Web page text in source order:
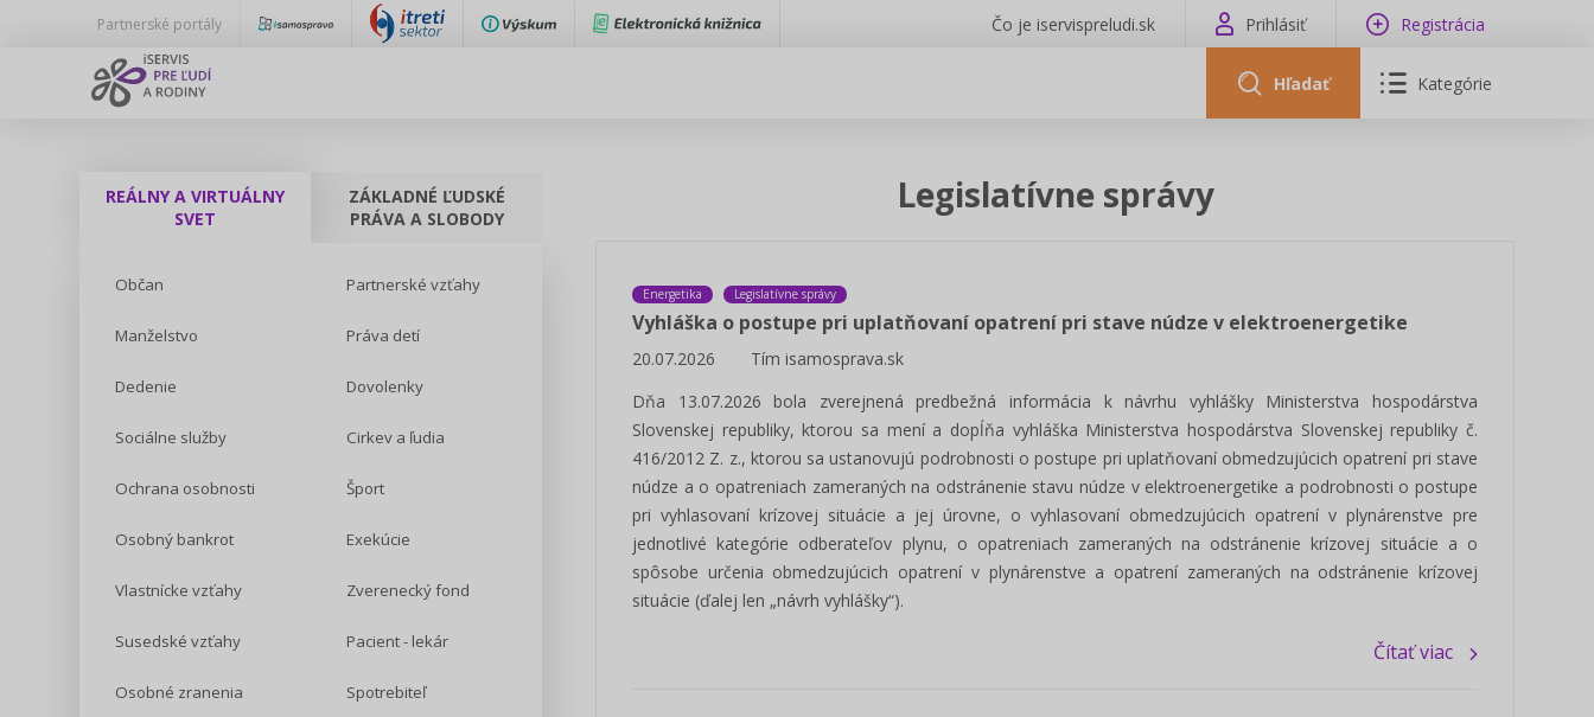
Partnerské portály Čo je iservispreludi.sk Prihlásiť Registrácia
Hľadať Kategórie
REÁLNY A VIRTUÁLNY
SVET
ZÁKLADNÉ ĽUDSKÉ
PRÁVA A SLOBODY
Občan Partnerské vzťahy
Manželstvo Práva detí
Dedenie Dovolenky
Sociálne služby Cirkev a ľudia
Ochrana osobnosti Šport
Osobný bankrot Exekúcie
Vlastnícke vzťahy Zverenecký fond
Susedské vzťahy Pacient - lekár
Osobné zranenia Spotrebiteľ
Legislatívne správy
Energetika Legislatívne správy
Vyhláška o postupe pri uplatňovaní opatrení pri stave núdze v elektroenergetike
20.07.2026
Tím isamosprava.sk
Dňa 13.07.2026 bola zverejnená predbežná informácia k návrhu vyhlášky Ministerstva hospodárstva
Slovenskej republiky, ktorou sa mení a dopĺňa vyhláška Ministerstva hospodárstva Slovenskej republiky č.
416/2012 Z. z., ktorou sa ustanovujú podrobnosti o postupe pri uplatňovaní obmedzujúcich opatrení pri stave
núdze a o opatreniach zameraných na odstránenie stavu núdze v elektroenergetike a podrobnosti o postupe
pri vyhlasovaní krízovej situácie a jej úrovne, o vyhlasovaní obmedzujúcich opatrení v plynárenstve pre
jednotlivé kategórie odberateľov plynu, o opatreniach zameraných na odstránenie krízovej situácie a o
spôsobe určenia obmedzujúcich opatrení v plynárenstve a opatrení zameraných na odstránenie krízovej
situácie (ďalej len „návrh vyhlášky“).
Čítať viac